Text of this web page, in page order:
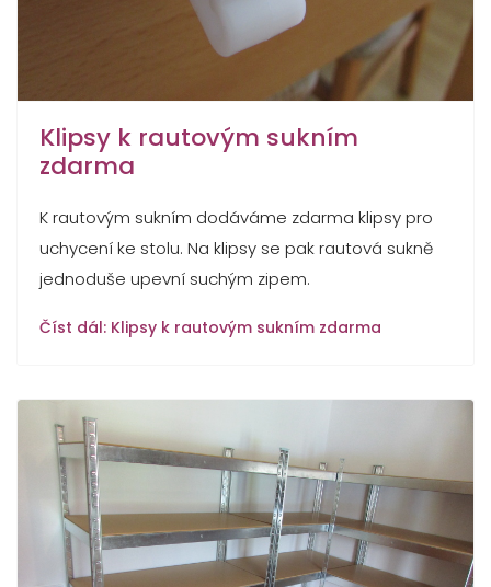
Klipsy k rautovým sukním
zdarma
K rautovým sukním dodáváme zdarma klipsy pro
uchycení ke stolu. Na klipsy se pak rautová sukně
jednoduše upevní suchým zipem.
Číst dál: Klipsy k rautovým sukním zdarma